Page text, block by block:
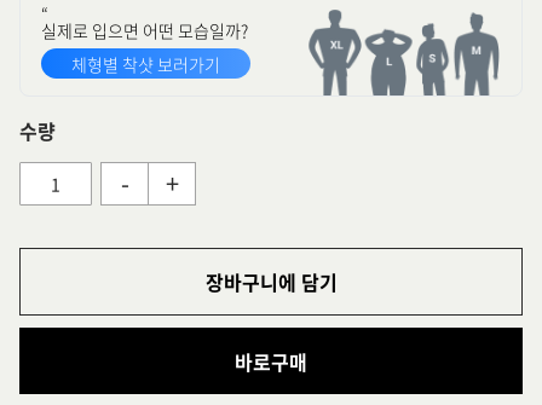
“
실제로 입으면 어떤 모습일까?
체형별 착샷 보러가기
수량
- +
장바구니에 담기
바로구매